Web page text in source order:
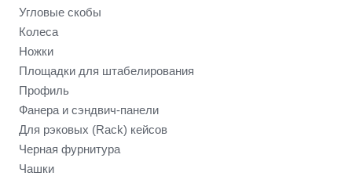
Угловые скобы
Колеса
Ножки
Площадки для штабелирования
Профиль
Фанера и сэндвич-панели
Для рэковых (Rack) кейсов
Черная фурнитура
Чашки